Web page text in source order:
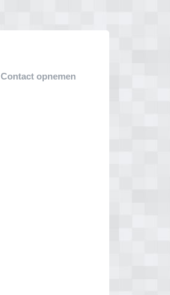
Contact opnemen